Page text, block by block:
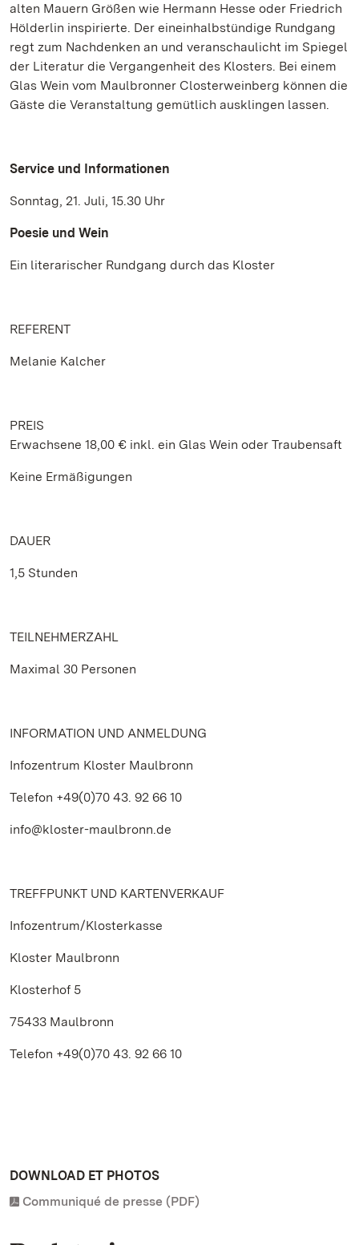
alten Mauern Größen wie Hermann Hesse oder Friedrich
Hölderlin inspirierte. Der eineinhalbstündige Rundgang
regt zum Nachdenken an und veranschaulicht im Spiegel
der Literatur die Vergangenheit des Klosters. Bei einem
Glas Wein vom Maulbronner Closterweinberg können die
Gäste die Veranstaltung gemütlich ausklingen lassen.
Service und Informationen
Sonntag, 21. Juli, 15.30 Uhr
Poesie und Wein
Ein literarischer Rundgang durch das Kloster
REFERENT
Melanie Kalcher
PREIS
Erwachsene 18,00 € inkl. ein Glas Wein oder Traubensaft
Keine Ermäßigungen
DAUER
1,5 Stunden
TEILNEHMERZAHL
Maximal 30 Personen
INFORMATION UND ANMELDUNG
Infozentrum Kloster Maulbronn
Telefon +49(0)70 43. 92 66 10
info@kloster-maulbronn.de
TREFFPUNKT UND KARTENVERKAUF
Infozentrum/Klosterkasse
Kloster Maulbronn
Klosterhof 5
75433 Maulbronn
Telefon +49(0)70 43. 92 66 10
DOWNLOAD ET PHOTOS
Communiqué de presse (PDF)